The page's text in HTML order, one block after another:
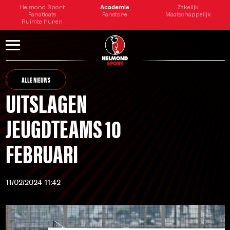
Helmond Sport Academie
Zakelijk
Fanaticats
Fanstore
Maatschappelijk
Ruimte huren
ALLE NIEUWS
UITSLAGEN
JEUGDTEAMS 10
FEBRUARI
11/02/2024 11:42